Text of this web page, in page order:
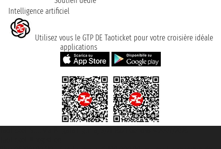
Intelligence artificiel
Utilisez vous le GTP DE Taoticket pour votre croisière idéale
applications